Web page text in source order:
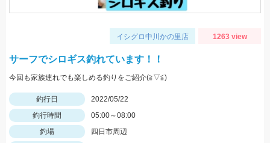
イシグロ中川かの里店 1263 view
サーフでシロギス釣れています！！
今回も家族連れでも楽しめる釣りをご紹介(≧▽≦)
釣行日
2022/05/22
釣行時間
05:00～08:00
釣場
四日市周辺